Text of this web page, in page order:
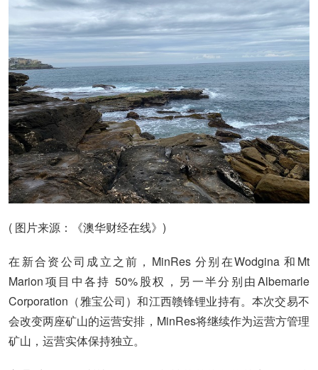
( 图片来源：《澳华财经在线》)
在新合资公司成立之前，MinRes 分别在Wodgina 和Mt
Marion项目中各持 50%股权，另一半分别由Albemarle
Corporation（雅宝公司）和江西赣锋锂业持有。本次交易不
会改变两座矿山的运营安排，MinRes将继续作为运营方管理
矿山，运营实体保持独立。